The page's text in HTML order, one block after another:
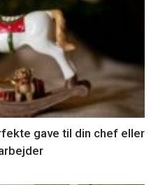
gave til din chef eller